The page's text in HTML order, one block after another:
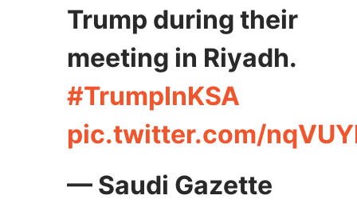
Trump during their
meeting in Riyadh.
#TrumpInKSA
pic.twitter.com/
— Saudi Gazette